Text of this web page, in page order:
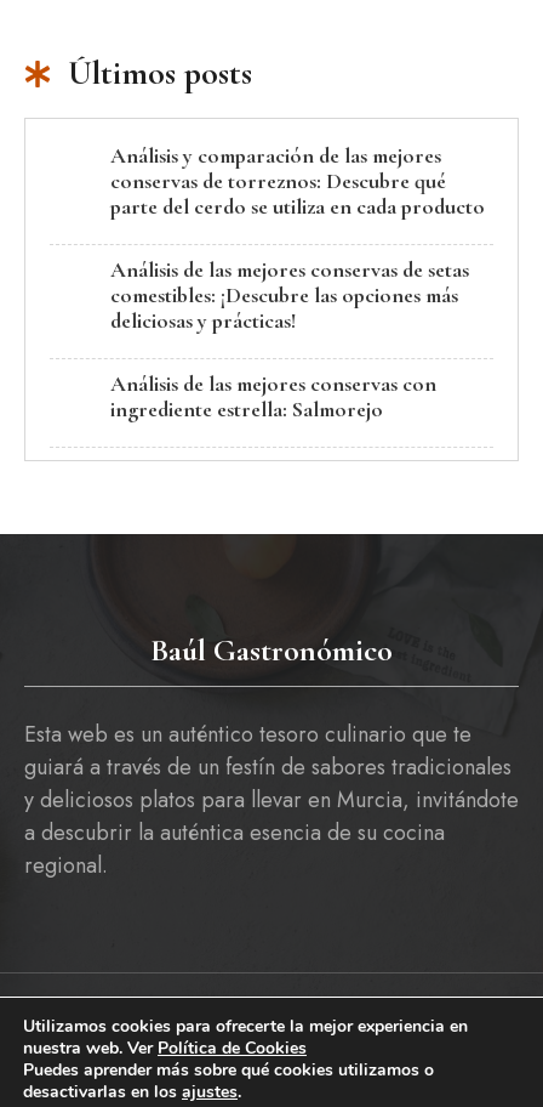
Últimos posts
Análisis y comparación de las mejores
conservas de torreznos: Descubre qué
parte del cerdo se utiliza en cada producto
Análisis de las mejores conservas de setas
comestibles: ¡Descubre las opciones más
deliciosas y prácticas!
Análisis de las mejores conservas con
ingrediente estrella: Salmorejo
Baúl Gastronómico
Esta web es un auténtico tesoro culinario que te
guiará a través de un festín de sabores tradicionales
y deliciosos platos para llevar en Murcia, invitándote
a descubrir la auténtica esencia de su cocina
regional.
Copyright © 2026 baulgastronomico.es
Pólitica De CookiesPolítica De Privacidad Y Aviso Legal
Utilizamos cookies para ofrecerte la mejor experiencia en
nuestra web. Ver Política de Cookies
Puedes aprender más sobre qué cookies utilizamos o
desactivarlas en los ajustes.